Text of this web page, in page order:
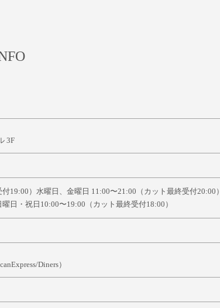
3F
）水曜日、金曜日 11:00〜21:00（カット最終受付20:00）
日・祝日10:00〜19:00（カット最終受付18:00）
Diners）